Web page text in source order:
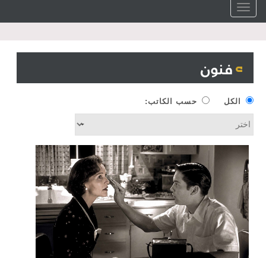
Toggle
navigation
فنون
الكل حسب الكاتب: